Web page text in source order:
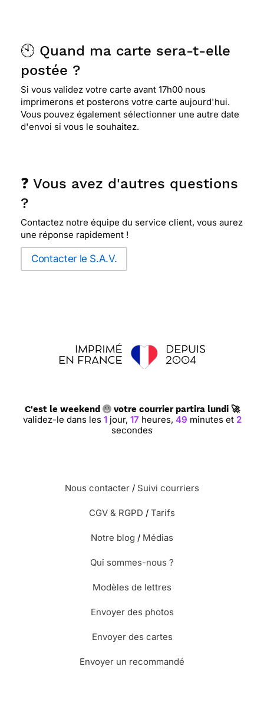
🕙 Quand ma carte sera-t-elle
postée ?
Si vous validez votre carte avant 17h00 nous
imprimerons et posterons votre carte aujourd'hui.
Vous pouvez également sélectionner une autre date
d'envoi si vous le souhaitez.
❓ Vous avez d'autres questions
?
Contactez notre équipe du service client, vous aurez
une réponse rapidement !
Contacter le S.A.V.
C'est le weekend votre courrier partira lundi 🚀
validez-le dans les1 jour,17 heures,49 minutes et 1
seconde
Nous contacter / Suivi courriers
CGV & RGPD / Tarifs
Notre blog / Médias
Qui sommes-nous ?
Modèles de lettres
Envoyer des photos
Envoyer des cartes
Envoyer un recommandé